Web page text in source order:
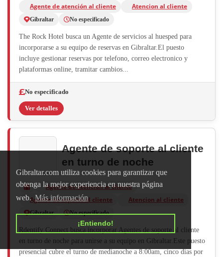
Gibraltar.com utiliza cookies para garantizar que
obtenga la mejor experiencia en nuestra página
web.Más información
¡Entiendo!
Agente de atención al cliente
Atencion al cliente
Gibraltar No especificado
The Rock Hotel busca un Agente de servicios al huesped para
incorporarse a su equipo de reservas en Gibraltar.El puesto
incluye gestionar reservas por telefono, correo electronico y
plataformas online, tramitar cambios...
No especificado
Ver detalles
Agente de soporte al cliente
en turno de noche
Agente de atención al cliente
Agente de soporte al cliente
Atencion al cliente
Gibraltar No especificado
Rdentify Connect busca incorporar Agentes de soporte al cliente
en turno de noche para unirse a su equipo en Gibraltar.Este puesto
presencial cubre el turno de medianoche a 8:00am, cinco dias por